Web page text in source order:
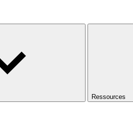
Ressources